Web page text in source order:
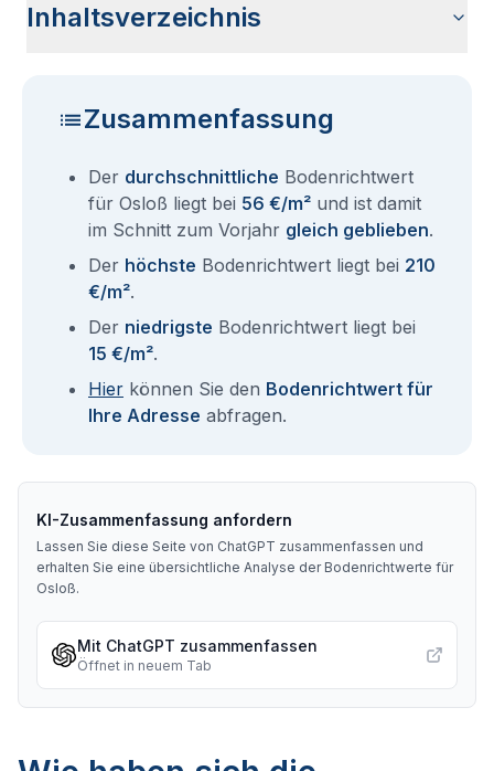
Inhaltsverzeichnis
Zusammenfassung
Der durchschnittliche Bodenrichtwert
für Osloß liegt bei 56 €/m² und ist damit
im Schnitt zum Vorjahr gleich geblieben.
Der höchste Bodenrichtwert liegt bei 210
€/m².
Der niedrigste Bodenrichtwert liegt bei
15 €/m².
Hier können Sie den Bodenrichtwert für
Ihre Adresse abfragen.
KI-Zusammenfassung anfordern
Lassen Sie diese Seite von ChatGPT zusammenfassen und
erhalten Sie eine übersichtliche Analyse der Bodenrichtwerte für
Osloß.
Mit ChatGPT zusammenfassen
Öffnet in neuem Tab